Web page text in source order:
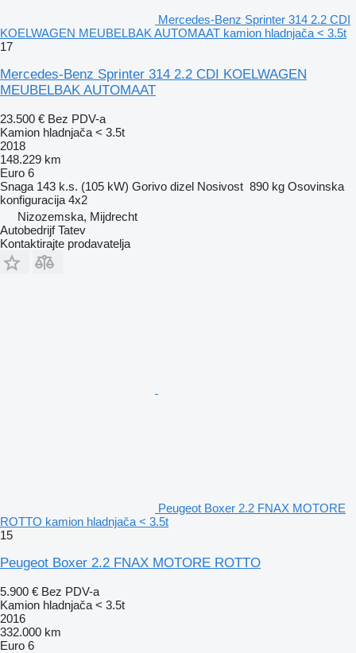
Mercedes-Benz Sprinter 314 2.2 CDI
KOELWAGEN MEUBELBAK AUTOMAAT kamion hladnjača < 3.5t
17
Mercedes-Benz Sprinter 314 2.2 CDI KOELWAGEN
MEUBELBAK AUTOMAAT
23.500 € Bez PDV-a
Kamion hladnjača < 3.5t
2018
148.229 km
Euro 6
Snaga 143 k.s. (105 kW) Gorivo dizel Nosivost 890 kg Osovinska
konfiguracija 4x2
Nizozemska, Mijdrecht
Autobedrijf Tatev
Kontaktirajte prodavatelja
Peugeot Boxer 2.2 FNAX MOTORE
ROTTO kamion hladnjača < 3.5t
15
Peugeot Boxer 2.2 FNAX MOTORE ROTTO
5.900 € Bez PDV-a
Kamion hladnjača < 3.5t
2016
332.000 km
Euro 6